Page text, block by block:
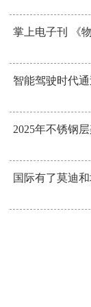
掌上电子刊 《
智能驾驶时代
2025年不锈钢
国际有了莫迪